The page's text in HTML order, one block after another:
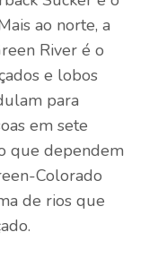
ao norte, a
River é o
e lobos
para
em sete
que dependem
Colorado
de rios que